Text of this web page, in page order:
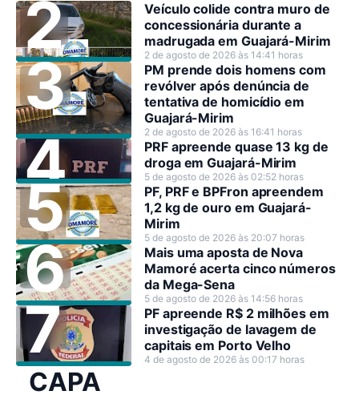
Veículo colide contra muro de
concessionária durante a
madrugada em Guajará-Mirim
2 de agosto de 2026 às 14:41 horas
PM prende dois homens com
revólver após denúncia de
tentativa de homicídio em
Guajará-Mirim
2 de agosto de 2026 às 16:41 horas
PRF apreende quase 13 kg de
droga em Guajará-Mirim
5 de agosto de 2026 às 02:52 horas
PF, PRF e BPFron apreendem
1,2 kg de ouro em Guajará-
Mirim
5 de agosto de 2026 às 20:07 horas
Mais uma aposta de Nova
Mamoré acerta cinco números
da Mega-Sena
5 de agosto de 2026 às 14:56 horas
PF apreende R$ 2 milhões em
investigação de lavagem de
capitais em Porto Velho
4 de agosto de 2026 às 00:17 horas
CAPA